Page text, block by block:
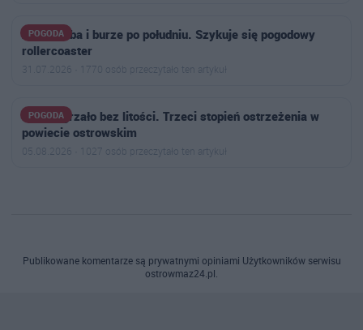
POGODA
Żar z nieba i burze po południu. Szykuje się pogodowy
rollercoaster
31.07.2026 · 1770 osób przeczytało ten artykuł
POGODA
Będzie grzało bez litości. Trzeci stopień ostrzeżenia w
powiecie ostrowskim
05.08.2026 · 1027 osób przeczytało ten artykuł
Publikowane komentarze są prywatnymi opiniami Użytkowników serwisu
ostrowmaz24.pl.